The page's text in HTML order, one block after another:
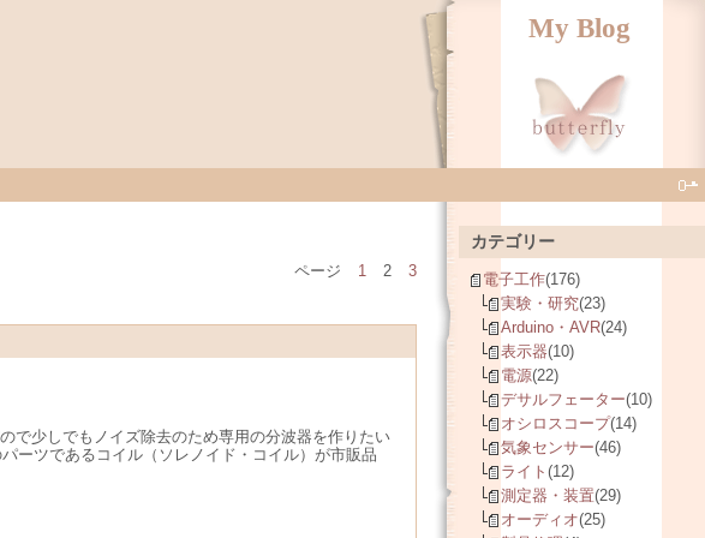
My Blog
ページ
1 2
3
で少しでもノイズ除去のため専用の分波器を作りたい
ーツであるコイル（ソレノイド・コイル）が市販品
カテゴリー
電子工作(176)
実験・研究(23)
Arduino・AVR(24)
表示器(10)
電源(22)
デサルフェーター(10)
オシロスコープ(14)
気象センサー(46)
ライト (12)
測定器・装置(29)
オーディオ(25)